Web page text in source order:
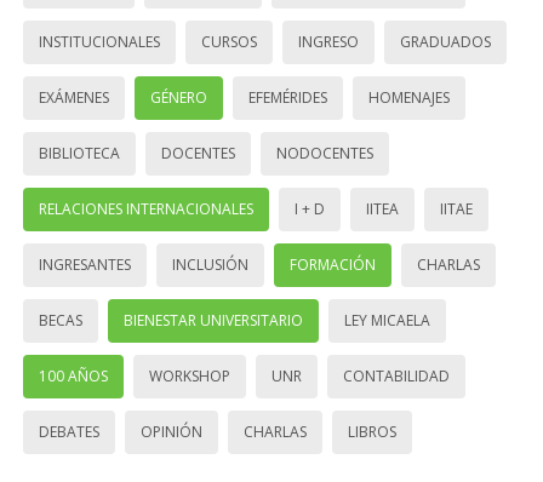
INSTITUCIONALES CURSOS INGRESO GRADUADOS
EXÁMENES GÉNERO EFEMÉRIDES HOMENAJES
BIBLIOTECA DOCENTES NODOCENTES
RELACIONES INTERNACIONALES I + D IITEA IITAE
INGRESANTES INCLUSIÓN FORMACIÓN CHARLAS
BECAS BIENESTAR UNIVERSITARIO LEY MICAELA
100 AÑOS WORKSHOP UNR CONTABILIDAD
DEBATES OPINIÓN CHARLAS LIBROS